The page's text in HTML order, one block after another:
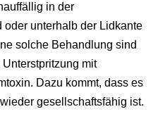
in der
oder unterhalb der Lidkante
solche Behandlung sind
mit
Dazu kommt, dass es
gesellschaftsfähig ist.